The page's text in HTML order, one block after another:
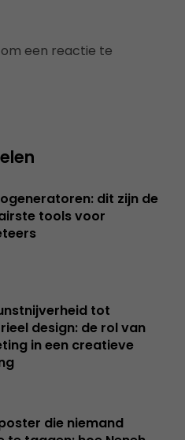
om een reactie te
dit zijn de
tools voor
tot
design: de rol van
in een creatieve
die niemand